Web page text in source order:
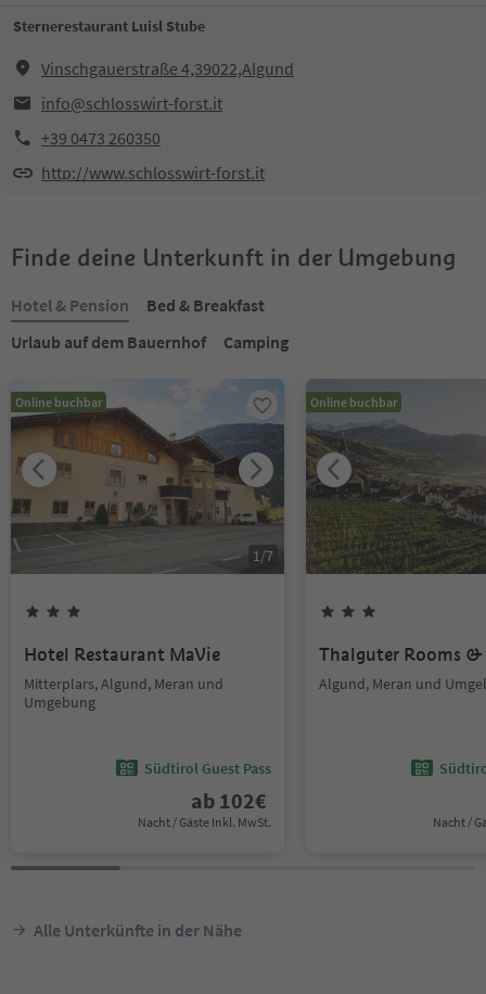
Sternerestaurant Luisl Stube
Vinschgauerstraße 4,39022,Algund
info@schlosswirt-forst.it
+39 0473 260350
http://www.schlosswirt-forst.it
Finde deine Unterkunft in der Umgebung
Hotel & Pension
Bed & Breakfast
Urlaub auf dem Bauernhof
Camping
Online buchbar
1/7
Hotel Restaurant MaVie
Mitterplars, Algund, Meran und
Umgebung
Südtirol Guest Pass
ab 102€
Nacht / Gäste Inkl. MwSt.
Online buchbar
Thalguter Rooms
Algund, Meran und
Nacht /
Alle Unterkünfte in der Nähe